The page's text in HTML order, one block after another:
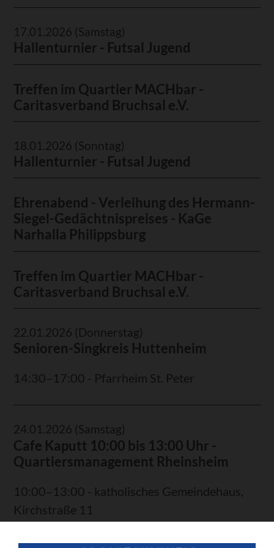
17.01.2026 (Samstag)
Hallenturnier - Futsal Jugend
Treffen im Quartier MACHbar -
Caritasverband Bruchsal e.V.
18.01.2026 (Sonntag)
Hallenturnier - Futsal Jugend
Ehrenabend - Verleihung des Hermann-
Siegel-Gedächtnispreises - KaGe
Narhalla Philippsburg
Treffen im Quartier MACHbar -
Caritasverband Bruchsal e.V.
22.01.2026 (Donnerstag)
Senioren-Singkreis Huttenheim
14:30–17:00 - Pfarrheim St. Peter
24.01.2026 (Samstag)
Cafe Kaputt 10:00 bis 13:00 Uhr -
Quartiersmanagement Rheinsheim
10:00–13:00 - katholisches Gemeindehaus,
Kirchstraße 11